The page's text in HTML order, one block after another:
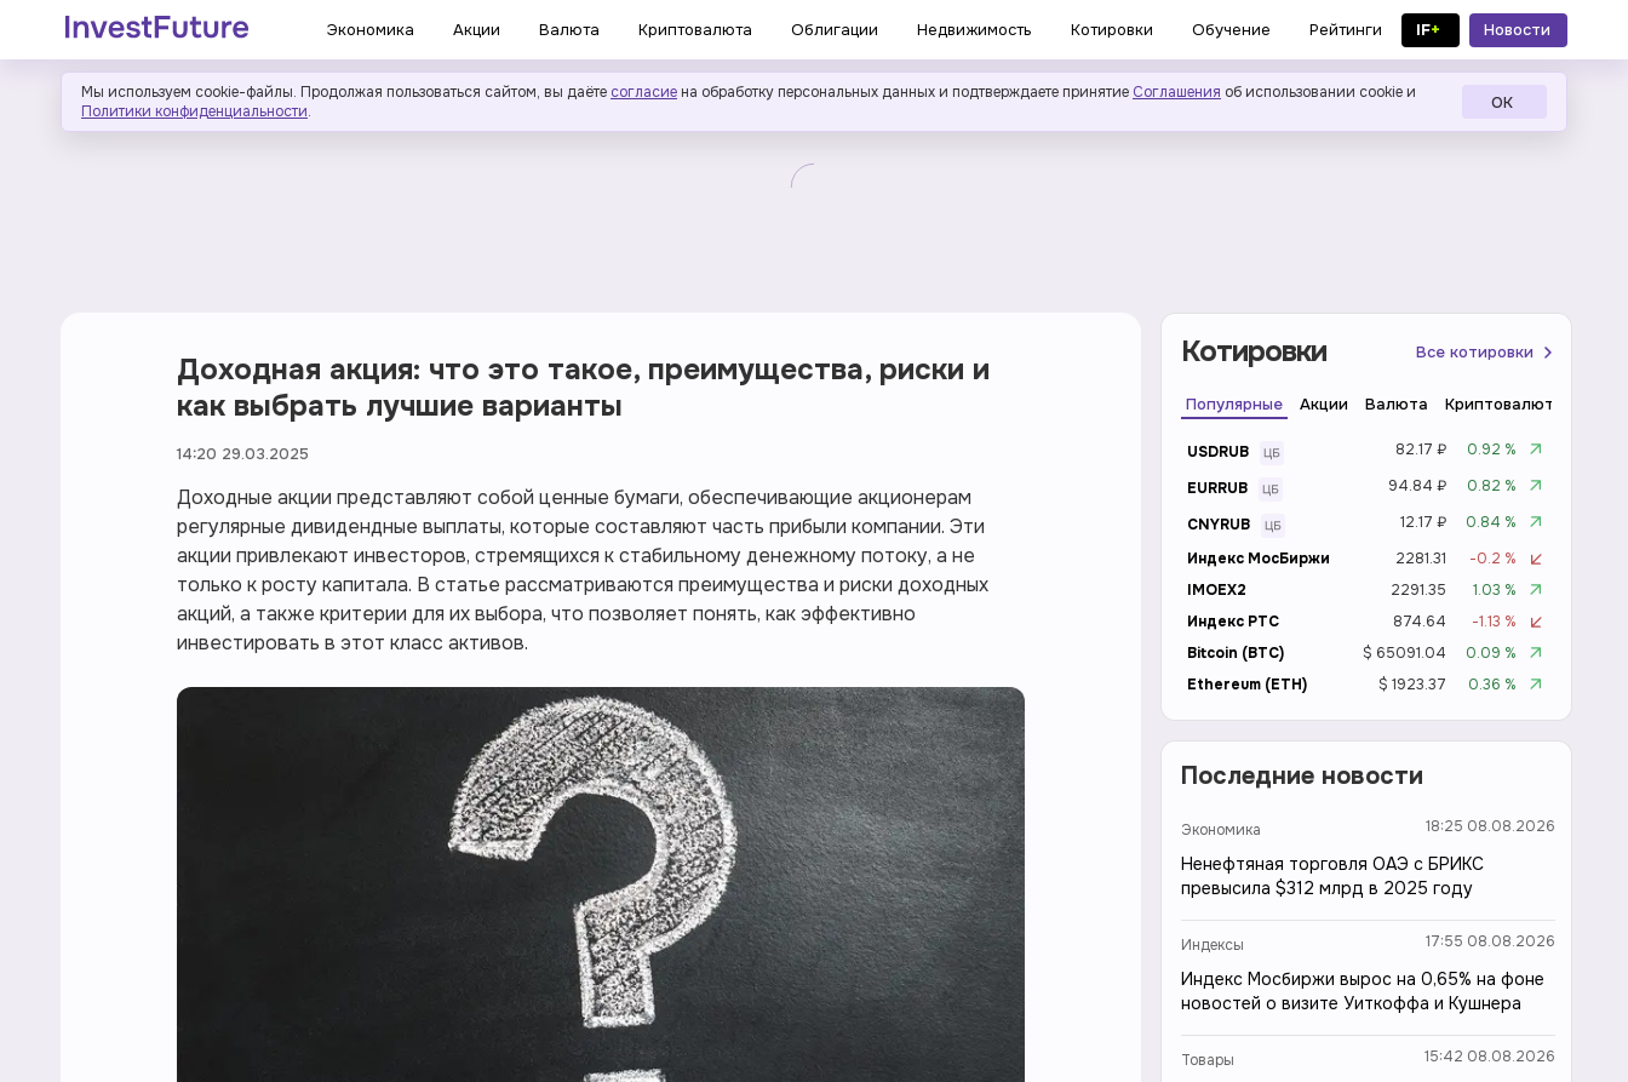
Экономика Акции Валюта Криптовалюта Облигации Недвижимость Котировки Обучение Рейтинги IF+
Новости
в MAX
Мы используем cookie-файлы. Продолжая пользоваться сайтом, вы даёте согласие на обработку персональных данных и подтверждаете принятие Соглашения об использовании cookie и
Политики конфиденциальности. ОК
Доходная акция: что это такое, преимущества, риски и
как выбрать лучшие варианты
14:20 29.03.2025
Доходные акции представляют собой ценные бумаги, обеспечивающие акционерам
регулярные дивидендные выплаты, которые составляют часть прибыли компании. Эти
акции привлекают инвесторов, стремящихся к стабильному денежному потоку, а не
только к росту капитала. В статье рассматриваются преимущества и риски доходных
акций, а также критерии для их выбора, что позволяет понять, как эффективно
инвестировать в этот класс активов.
Котировки Все котировки
Популярные Акции Валюта Криптовалюта
USDRUB 82.17 ₽
0.92 %
EURRUB
94.84 ₽
0.82 %
CNYRUB
12.17 ₽
0.84 %
Индекс МосБиржи
2281.31
-0.2 %
IMOEX2
2291.35
1.03 %
Индекс РТС
874.64
-1.13 %
Bitcoin (BTC)
$ 65091.04
0.09 %
Ethereum (ETH)
$ 1923.37 0.36 %
Последние новости
Экономика 18:25 08.08.2026
Ненефтяная торговля ОАЭ с БРИКС
превысила $312 млрд в 2025 году
Индексы 17:55 08.08.2026
Индекс Мосбиржи вырос на 0,65% на фоне
новостей о визите Уиткоффа и Кушнера
Товары 15:42 08.08.2026